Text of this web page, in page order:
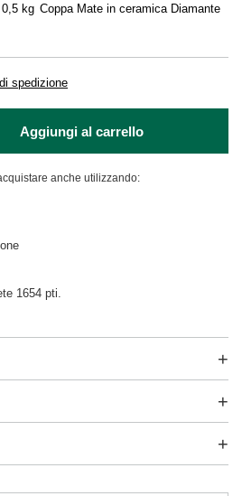
kg Coppa Mate in ceramica Diamante
spedizione
Aggiungi al carrello
anche utilizzando:
1654 pti.